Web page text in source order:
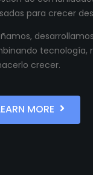
para crecer
tecnología,
crecer.
MORE